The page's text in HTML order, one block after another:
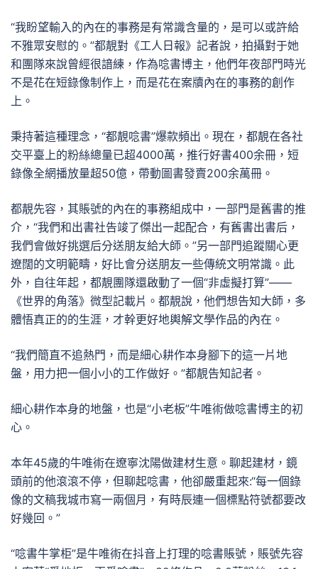
“我盼望輸入的內在的事務是有常識含量的，是可以或許給
不雅眾安慰的。”都靚對《工人日報》記者說，拍攝對于她
和團隊來說曾經很諳練，作為唸書博主，他們年夜部門時光
不是花在短錄像制作上，而是花在案牘內在的事務的創作
上。
秉持著這種理念，“都靚唸書”爆款頻出。現在，都靚在各社
交平臺上的粉絲總量已超4000萬，推行好書400余冊，短
錄像全網播放量超50億，帶動圖書發賣200余萬冊。
都靚先容，其賬號的內在的事務組成中，一部門是舊書的推
介，“我們和出書社告竣了傑出一起配合，有舊書出書后，
我們會做好挑選后分送朋友給大師。”另一部門追蹤關心更
遼闊的文明範疇，好比會分送朋友一些傳統文明常識。此
外，自往年起，都靚團隊還啟動了一個“非虛擬打算”——
《世界的角落》微型記載片。都靚說，他們想告知大師，多
體悟真正的的生涯，才幹更好地輿解文學作品的內在。
“我們簡直不追熱門，而是細心耕作本身腳下的這一片地
盤，用力把一個小小的工作做好。”都靚告知記者。
細心耕作本身的地盤，也是“小老板”牛唯術做唸書博主的初
心。
本年45歲的牛唯術在遼寧沈陽做建材生意。聊起建材，鏡
頭前的他滾滾不停，但聊起唸書，他卻嚴重起來:“每一個錄
像的文稿我城市寫一兩個月，有時辰連一個標點符號都要改
好幾回。”
“唸書牛掌柜”是牛唯術在抖音上打理的唸書賬號，賬號先容